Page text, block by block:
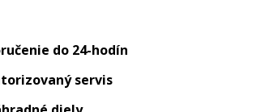
do 24-hodín
servis